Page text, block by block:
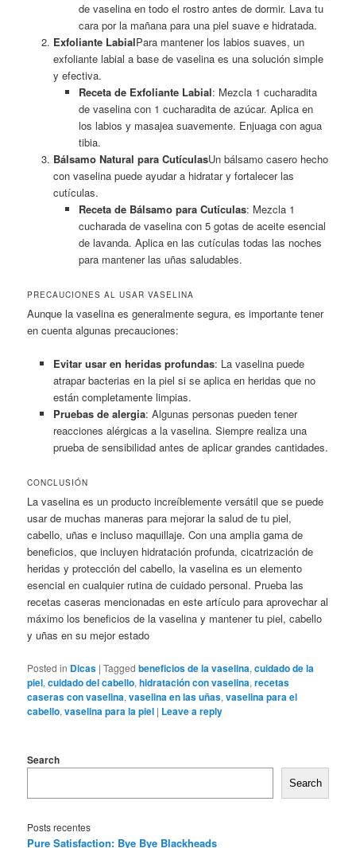
de vaselina en todo el rostro antes de dormir. Lava tu
cara por la mañana para una piel suave e hidratada.
Exfoliante LabialPara mantener los labios suaves, un
exfoliante labial a base de vaselina es una solución simple
y efectiva.
Receta de Exfoliante Labial: Mezcla 1 cucharadita
de vaselina con 1 cucharadita de azúcar. Aplica en
los labios y masajea suavemente. Enjuaga con agua
tibia.
Bálsamo Natural para CutículasUn bálsamo casero hecho
con vaselina puede ayudar a hidratar y fortalecer las
cutículas.
Receta de Bálsamo para Cutículas: Mezcla 1
cucharada de vaselina con 5 gotas de aceite esencial
de lavanda. Aplica en las cutículas todas las noches
para mantener las uñas saludables.
PRECAUCIONES AL USAR VASELINA
Aunque la vaselina es generalmente segura, es importante tener
en cuenta algunas precauciones:
Evitar usar en heridas profundas: La vaselina puede
atrapar bacterias en la piel si se aplica en heridas que no
están completamente limpias.
Pruebas de alergia: Algunas personas pueden tener
reacciones alérgicas a la vaselina. Siempre realiza una
prueba de sensibilidad antes de aplicar grandes cantidades.
CONCLUSIÓN
La vaselina es un producto increíblemente versátil que se puede
usar de muchas maneras para mejorar la salud de tu piel,
cabello, uñas e incluso maquillaje. Con una amplia gama de
beneficios, que incluyen hidratación profunda, cicatrización de
heridas y protección del cabello, la vaselina es un elemento
esencial en cualquier rutina de cuidado personal. Prueba las
recetas caseras mencionadas en este artículo para aprovechar al
máximo los beneficios de la vaselina y mantener tu piel, cabello
y uñas en su mejor estado
Posted in Dicas |Tagged beneficios de la vaselina,cuidado de la
piel,cuidado del cabello,hidratación con vaselina,recetas
caseras con vaselina,vaselina en las uñas,vaselina para el
cabello,vaselina para la piel | Leave a reply
Search
Search
Posts recentes
Pure Satisfaction: Bye Bye Blackheads